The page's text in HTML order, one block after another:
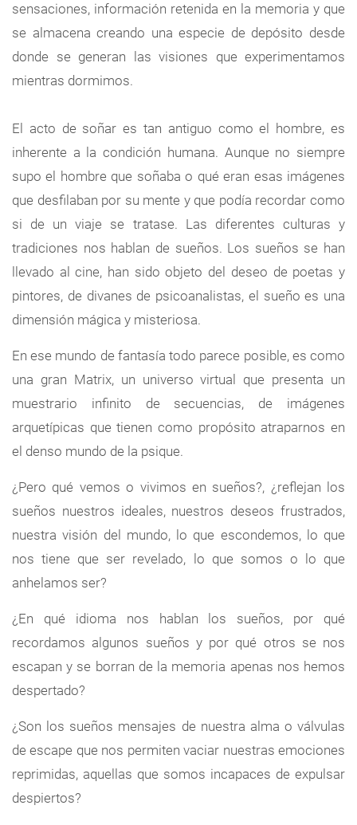
sensaciones, información retenida en la memoria y que
se almacena creando una especie de depósito desde
donde se generan las visiones que experimentamos
mientras dormimos.
El acto de soñar es tan antiguo como el hombre, es
inherente a la condición humana. Aunque no siempre
supo el hombre que soñaba o qué eran esas imágenes
que desfilaban por su mente y que podía recordar como
si de un viaje se tratase. Las diferentes culturas y
tradiciones nos hablan de sueños. Los sueños se han
llevado al cine, han sido objeto del deseo de poetas y
pintores, de divanes de psicoanalistas, el sueño es una
dimensión mágica y misteriosa.
En ese mundo de fantasía todo parece posible, es como
una gran Matrix, un universo virtual que presenta un
muestrario infinito de secuencias, de imágenes
arquetípicas que tienen como propósito atraparnos en
el denso mundo de la psique.
¿Pero qué vemos o vivimos en sueños?, ¿reflejan los
sueños nuestros ideales, nuestros deseos frustrados,
nuestra visión del mundo, lo que escondemos, lo que
nos tiene que ser revelado, lo que somos o lo que
anhelamos ser?
¿En qué idioma nos hablan los sueños, por qué
recordamos algunos sueños y por qué otros se nos
escapan y se borran de la memoria apenas nos hemos
despertado?
¿Son los sueños mensajes de nuestra alma o válvulas
de escape que nos permiten vaciar nuestras emociones
reprimidas, aquellas que somos incapaces de expulsar
despiertos?